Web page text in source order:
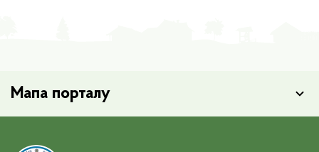
Мапа порталу